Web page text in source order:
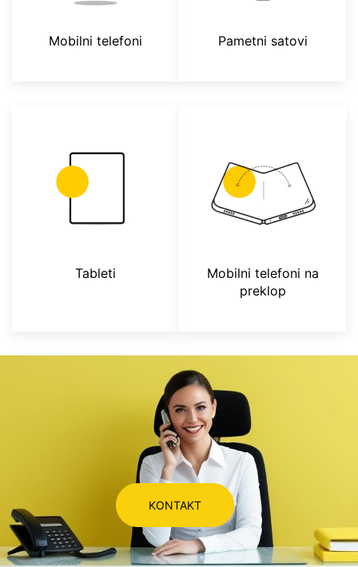
Mobilni telefoni Pametni satovi
Tableti
Mobilni telefoni na
preklop
KONTAKT